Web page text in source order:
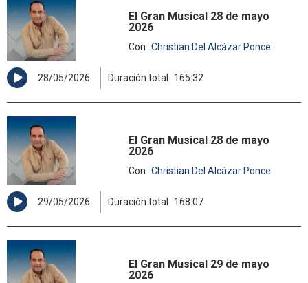
El Gran Musical 28 de mayo
2026
Con Christian Del Alcázar Ponce
28/05/2026 Duración total 165:32
El Gran Musical 28 de mayo
2026
Con Christian Del Alcázar Ponce
29/05/2026 Duración total 168:07
El Gran Musical 29 de mayo
2026